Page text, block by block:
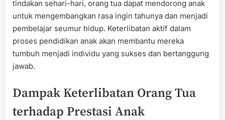
tindakan sehari-hari, orang tua dapat mendorong anak
untuk mengembangkan rasa ingin tahunya dan menjadi
pembelajar seumur hidup. Keterlibatan aktif dalam
proses pendidikan anak akan membantu mereka
tumbuh menjadi individu yang sukses dan bertanggung
jawab.
Dampak Keterlibatan Orang Tua
terhadap Prestasi Anak